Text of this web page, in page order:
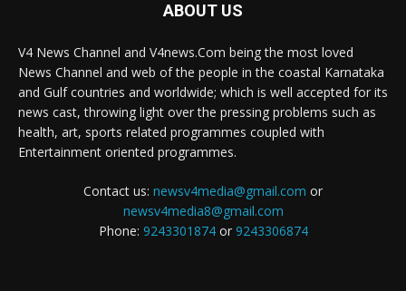
ABOUT US
V4 News Channel and V4news.Com being the most loved
News Channel and web of the people in the coastal Karnataka
and Gulf countries and worldwide; which is well accepted for its
news cast, throwing light over the pressing problems such as
health, art, sports related programmes coupled with
Entertainment oriented programmes.
Contact us: newsv4media@gmail.com or
newsv4media8@gmail.com
Phone: 9243301874or 9243306874